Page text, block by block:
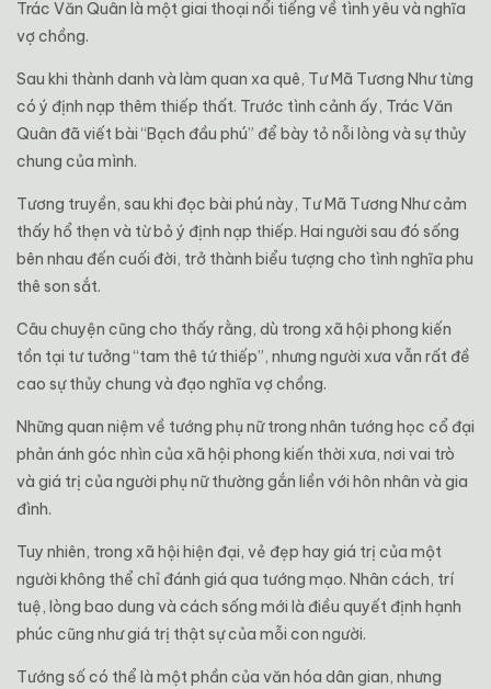
Trác Văn Quân là một giai thoại nổi tiếng về tình yêu và nghĩa
vợ chồng.
Sau khi thành danh và làm quan xa quê, Tư Mã Tương Như từng
có ý định nạp thêm thiếp thất. Trước tình cảnh ấy, Trác Văn
Quân đã viết bài “Bạch đầu phú” để bày tỏ nỗi lòng và sự thủy
chung của mình.
Tương truyền, sau khi đọc bài phú này, Tư Mã Tương Như cảm
thấy hổ thẹn và từ bỏ ý định nạp thiếp. Hai người sau đó sống
bên nhau đến cuối đời, trở thành biểu tượng cho tình nghĩa phu
thê son sắt.
Câu chuyện cũng cho thấy rằng, dù trong xã hội phong kiến
tồn tại tư tưởng “tam thê tứ thiếp”, nhưng người xưa vẫn rất đề
cao sự thủy chung và đạo nghĩa vợ chồng.
Những quan niệm về tướng phụ nữ trong nhân tướng học cổ đại
phản ánh góc nhìn của xã hội phong kiến thời xưa, nơi vai trò
và giá trị của người phụ nữ thường gắn liền với hôn nhân và gia
đình.
Tuy nhiên, trong xã hội hiện đại, vẻ đẹp hay giá trị của một
người không thể chỉ đánh giá qua tướng mạo. Nhân cách, trí
tuệ, lòng bao dung và cách sống mới là điều quyết định hạnh
phúc cũng như giá trị thật sự của mỗi con người.
Tướng số có thể là một phần của văn hóa dân gian, nhưng